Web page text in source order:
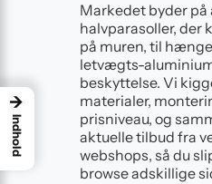
Markedet byder på
halvparasoller, der
på muren, til
letvægts-
beskyttelse. Vi
materialer,
prisniveau, og
aktuelle tilbud fra
webshops, så du
browse adskillige
→
Indhold